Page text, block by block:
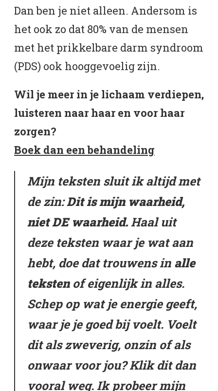
Dan ben je niet alleen. Andersom is
het ook zo dat 80% van de mensen
met het prikkelbare darm syndroom
(PDS) ook hooggevoelig zijn.
Wil je meer in je lichaam verdiepen,
luisteren naar haar en voor haar
zorgen?
Boek dan een behandeling
Mijn teksten sluit ik altijd met
de zin:Dit is mijn waarheid,
niet DE waarheid.Haal uit
deze teksten waar je wat aan
hebt, doe dat trouwens in alle
tekstenof eigenlijk in alles.
Schep op wat je energie geeft,
waar je je goed bij voelt. Voelt
dit als zweverig, onzin of als
onwaar voor jou? Klik dit dan
vooral weg. Ik probeer mijn